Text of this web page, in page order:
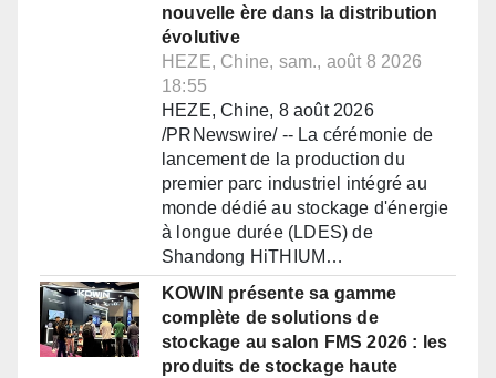
nouvelle ère dans la distribution
évolutive
HEZE, Chine, sam., août 8 2026
18:55
HEZE, Chine, 8 août 2026
/PRNewswire/ -- La cérémonie de
lancement de la production du
premier parc industriel intégré au
monde dédié au stockage d'énergie
à longue durée (LDES) de
Shandong HiTHIUM…
KOWIN présente sa gamme
complète de solutions de
stockage au salon FMS 2026 : les
produits de stockage haute